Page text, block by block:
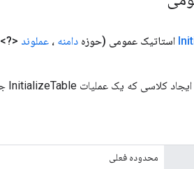
استاتیک عمومی (حوزه دامنه ، عملوند <?> table
محدوده فعلی